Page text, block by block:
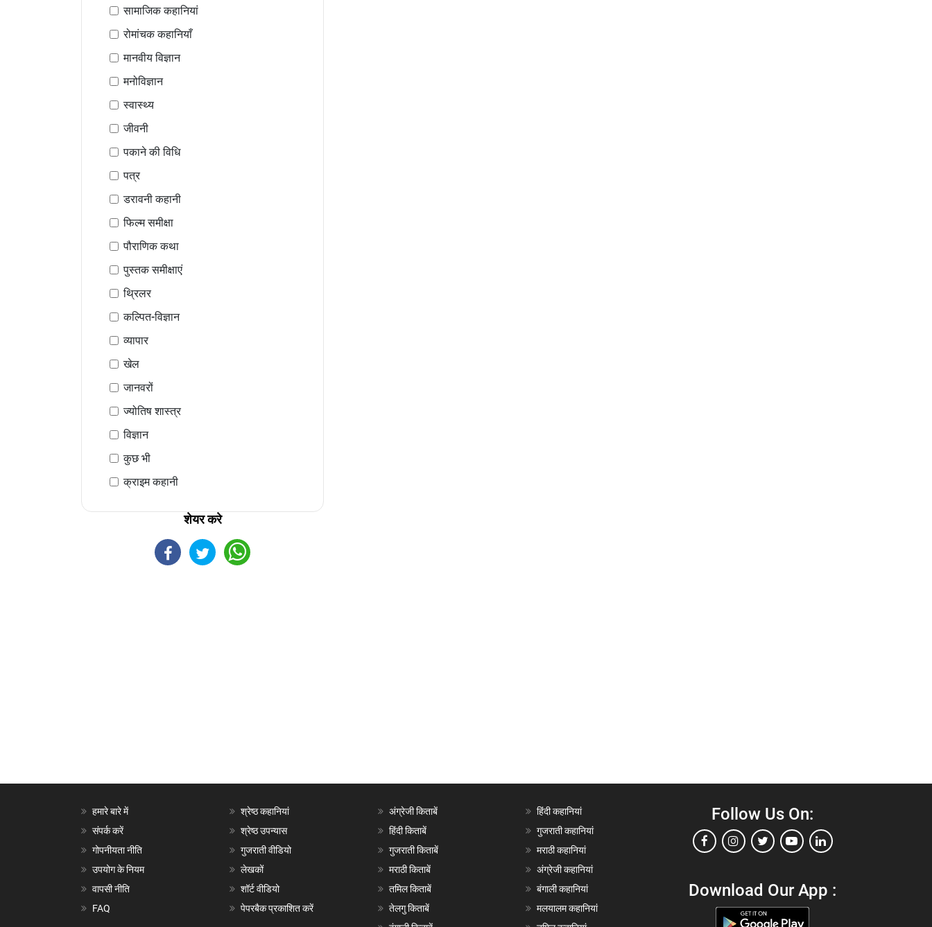
सामाजिक कहानियां
रोमांचक कहानियाँ
मानवीय विज्ञान
मनोविज्ञान
स्वास्थ्य
जीवनी
पकाने की विधि
पत्र
डरावनी कहानी
फिल्म समीक्षा
पौराणिक कथा
पुस्तक समीक्षाएं
थ्रिलर
कल्पित-विज्ञान
व्यापार
खेल
जानवरों
ज्योतिष शास्त्र
विज्ञान
कुछ भी
क्राइम कहानी
शेयर करे
हमारे बारे में
संपर्क करें
गोपनीयता नीति
उपयोग के नियम
वापसी नीति
FAQ
श्रेष्ठ कहानियां
श्रेष्ठ उपन्यास
गुजराती वीडियो
लेखकों
शॉर्ट वीडियो
पेपरबैक प्रकाशित करें
अंग्रेजी किताबें
हिंदी किताबें
गुजराती किताबें
मराठी किताबें
तमिल किताबें
तेलगु किताबें
हिंदी कहानियां
गुजराती कहानियां
मराठी कहानियां
अंग्रेजी कहानियां
बंगाली कहानियां
मलयालम कहानियां
Follow Us On:
Download Our App :